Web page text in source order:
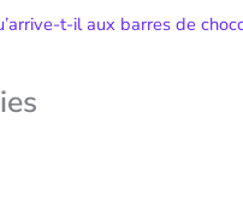
t-il aux barres de